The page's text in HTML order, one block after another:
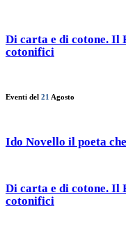
Di carta e di cotone. Il
cotonifici
Eventi del 21 Agosto
Ido Novello il poeta
Di carta e di cotone. Il
cotonifici